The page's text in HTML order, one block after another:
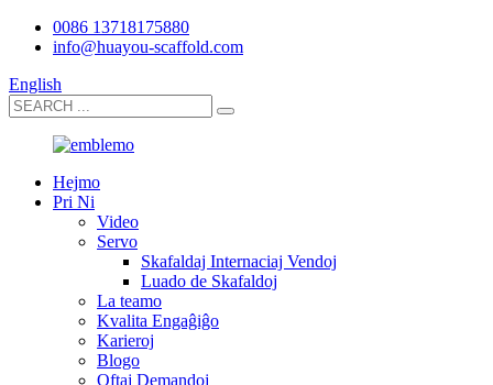
0086 13718175880
info@huayou-scaffold.com
English
Hejmo
Pri Ni
Video
Servo
Skafaldaj Internaciaj Vendoj
Luado de Skafaldoj
La teamo
Kvalita Engaĝiĝo
Karieroj
Blogo
Oftaj Demandoj